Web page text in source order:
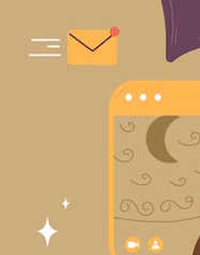
Copyright © 2010-